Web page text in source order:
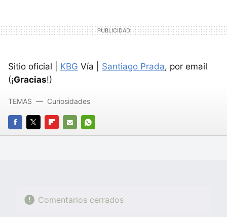
Sitio oficial | KBG Vía | Santiago Prada, por email
(¡Gracias!)
FACEBOOK
TWITTERFLIPBOARD
E-
WHATSAPP
TEMAS Curiosidades
Comentarios cerrados